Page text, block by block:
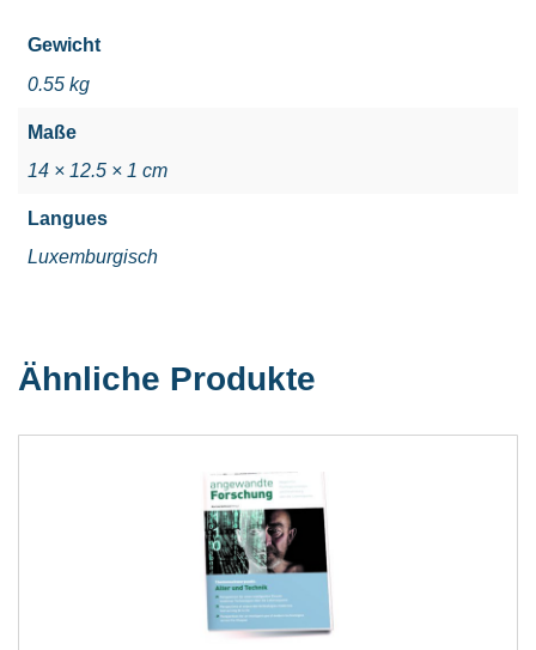
Gewicht
0.55 kg
Maße
14 × 12.5 × 1 cm
Langues
Luxemburgisch
Ähnliche Produkte